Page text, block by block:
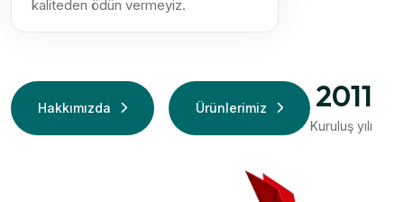
kaliteden ödün vermeyiz.
Hakkımızda Ürünlerimiz 2011
Kuruluş yılı